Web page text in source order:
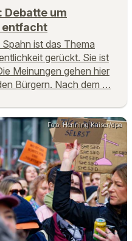
Debatte um
entfacht
ist das Thema
gerückt. Sie ist
Meinungen gehen hier
Bürgern. Nach dem …
Foto: Henning Kaiser/dpa